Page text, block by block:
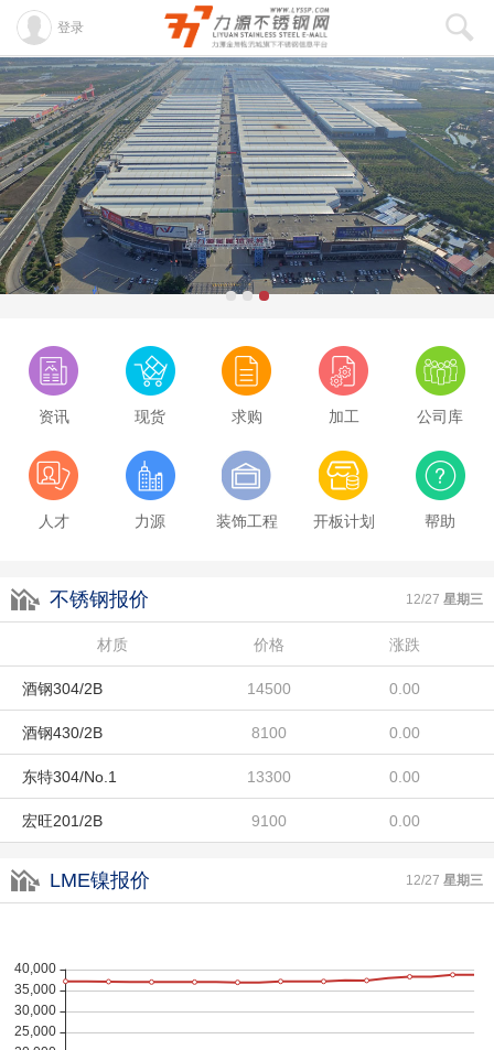
登录
资讯 现货 求购 加工 公司库
人才 力源 装饰工程 开板计划 帮助
不锈钢报价 12/27 星期三
材质 价格 涨跌
酒钢430/2B 8100
宏旺201/2B 0.00
8800 0.00
酒钢304/2B 14500 0.00
酒钢430/2B 8100 0.00
东特304/No.1 13300 0.00
宏旺201/2B 9100 0.00
酒钢304/2B 14500 0.00
LME镍报价 12/27 星期三